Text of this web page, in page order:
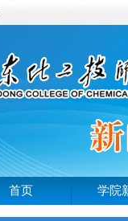
首页 学院